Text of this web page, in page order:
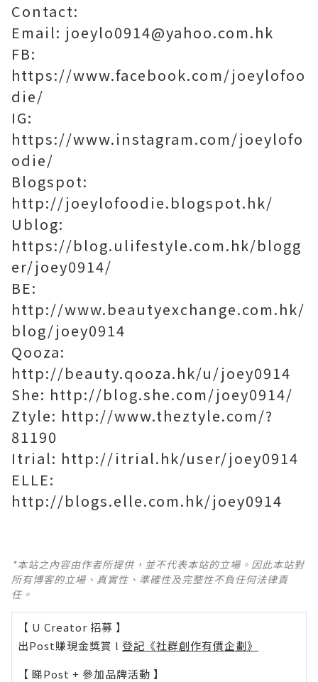
Contact:
Email: joeylo0914@yahoo.com.hk
FB:
https://www.facebook.com/joeylofoo
die/
IG:
https://www.instagram.com/joeylofo
odie/
Blogspot:
http://joeylofoodie.blogspot.hk/
Ublog:
https://blog.ulifestyle.com.hk/blogg
er/joey0914/
BE:
http://www.beautyexchange.com.hk/
blog/joey0914
Qooza:
http://beauty.qooza.hk/u/joey0914
She: http://blog.she.com/joey0914/
Ztyle: http://www.theztyle.com/?
81190
Itrial: http://itrial.hk/user/joey0914
ELLE:
http://blogs.elle.com.hk/joey0914
*本站之內容由作者所提供，並不代表本站的立場。因此本站對
所有博客的立場、真實性、準確性及完整性不負任何法律責
任。
【 U Creator 招募 】
出Post賺現金獎賞 l 登記《社群創作有價企劃》
【 睇Post + 參加品牌活動 】